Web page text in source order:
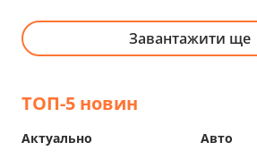
Завантажити ще
ТОП-5 новин
Авто
Актуально